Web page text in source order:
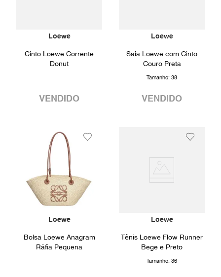
Loewe
Cinto Loewe Corrente
Donut
VENDIDO
Loewe
Saia Loewe com Cinto
Couro Preta
Tamanho: 38
VENDIDO
Loewe
Bolsa Loewe Anagram
Ráfia Pequena
Loewe
Tênis Loewe Flow Runner
Bege e Preto
Tamanho: 36